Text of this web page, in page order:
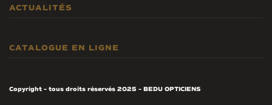
2eme paire
Innovations et technologie
Contact
Copyright – tous droits réservés 2025 – BEDU OPTICIENS
ACTUALITÉS
CATALOGUE EN LIGNE